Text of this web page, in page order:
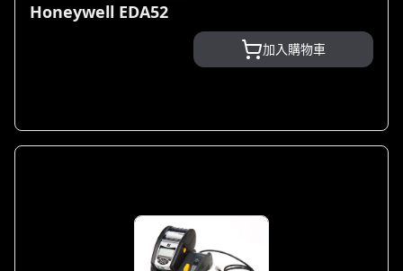
Honeywell EDA52
加入購物車